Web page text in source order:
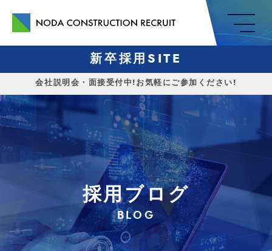
新卒採用SITE
会社説明会・面接受付中!お気軽にご参加ください!
採用ブログ
BLOG